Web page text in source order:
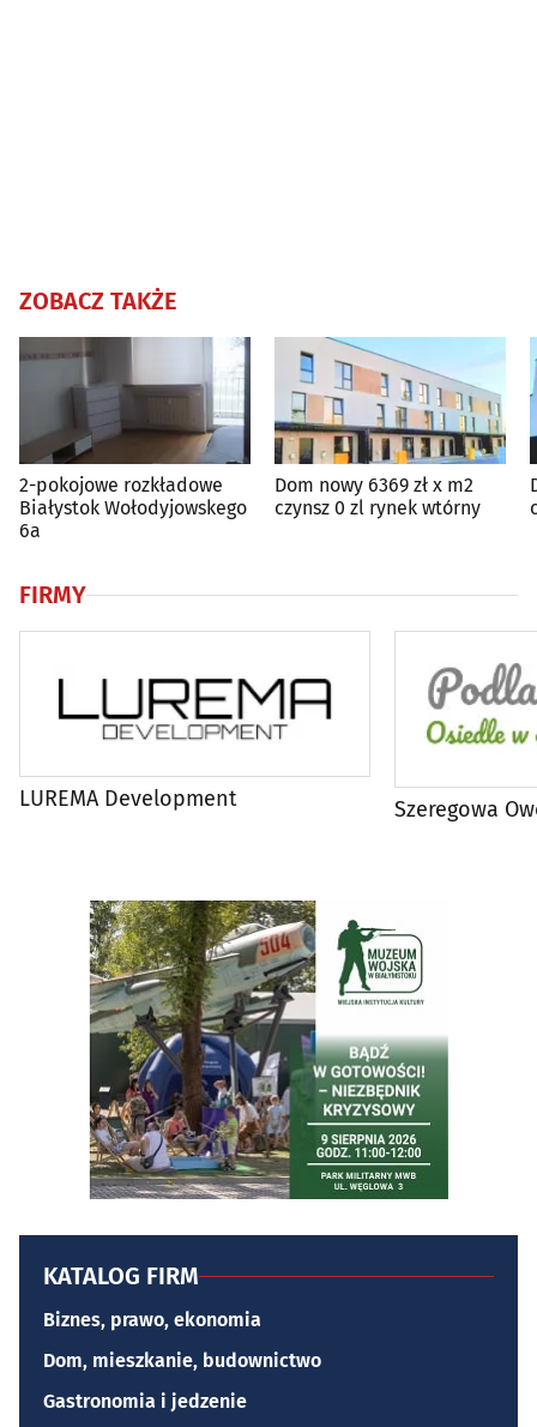
ZOBACZ TAKŻE
2-pokojowe rozkładowe
Białystok Wołodyjowskego
6a
Dom nowy 6369 zł x m2
czynsz 0 zl rynek wtórny
FIRMY
LUREMA Development Szeregowa
KATALOG FIRM
Biznes, prawo, ekonomia
Dom, mieszkanie, budownictwo
Gastronomia i jedzenie